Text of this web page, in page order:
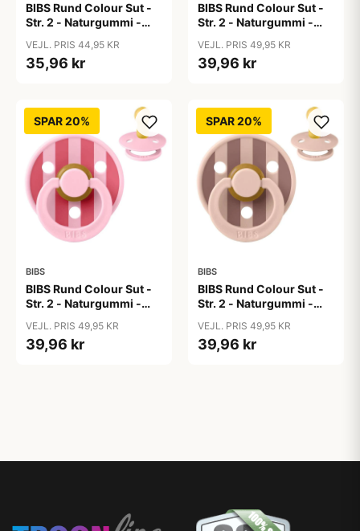
BIBS Rund Colour Sut -
Str. 2 - Naturgummi -
VEJL. PRIS 44,95 KR
35,96 kr
BIBS Rund Colour Sut -
Str. 2 - Naturgummi -
Blue/Dusty Blue
VEJL. PRIS 49,95 KR
39,96 kr
SPAR 20%
BIBS
BIBS Rund Colour Sut -
Str. 2 - Naturgummi -
Pink/Coral
VEJL. PRIS 49,95 KR
39,96 kr
SPAR 20%
BIBS
BIBS Rund Colour Sut -
Str. 2 - Naturgummi -
Blush/Woodchuck
VEJL. PRIS 49,95 KR
39,96 kr